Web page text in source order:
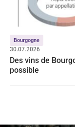
Bourgogne
30.07.2026
Des vins de
possible